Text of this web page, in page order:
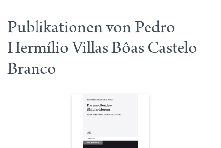
Publikationen von Pedro
Hermílio Villas Bôas Castelo
Branco